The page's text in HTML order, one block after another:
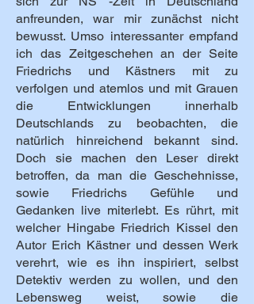
anfreunden, war mir zunächst nicht
bewusst. Umso interessanter empfand
ich das Zeitgeschehen an der Seite
Friedrichs und Kästners mit zu
verfolgen und atemlos und mit Grauen
die Entwicklungen innerhalb
Deutschlands zu beobachten, die
natürlich hinreichend bekannt sind.
Doch sie machen den Leser direkt
betroffen, da man die Geschehnisse,
sowie Friedrichs Gefühle und
Gedanken live miterlebt. Es rührt, mit
welcher Hingabe Friedrich Kissel den
Autor Erich Kästner und dessen Werk
verehrt, wie es ihn inspiriert, selbst
Detektiv werden zu wollen, und den
Lebensweg weist, sowie die